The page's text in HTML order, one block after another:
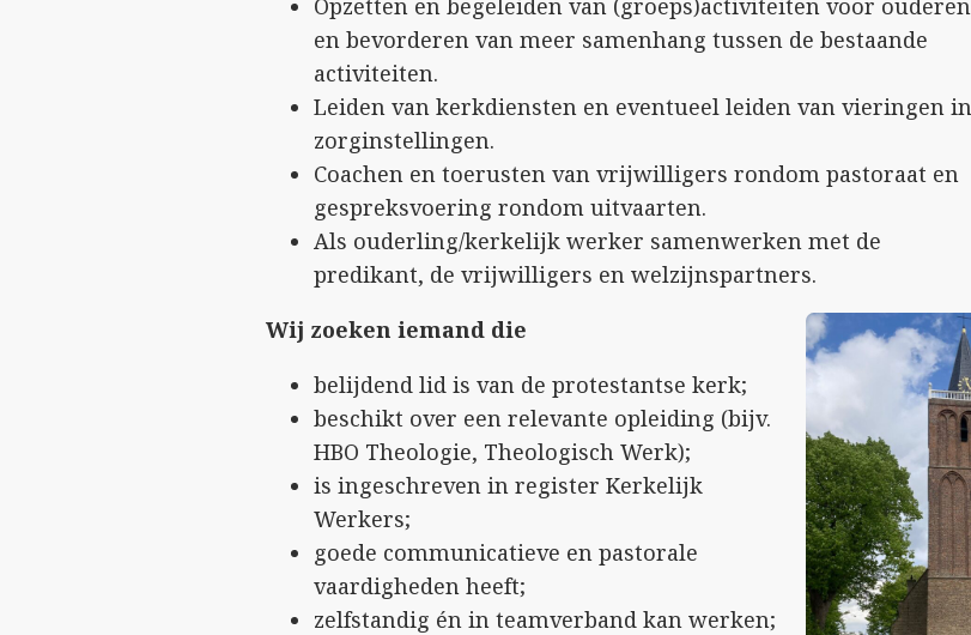
en bevorderen van meer samenhang tussen de bestaande
activiteiten.
Leiden van kerkdiensten en eventueel leiden van vieringen in
zorginstellingen.
Coachen en toerusten van vrijwilligers rondom pastoraat en
gespreksvoering rondom uitvaarten.
Als ouderling/kerkelijk werker samenwerken met de
predikant, de vrijwilligers en welzijnspartners.
Wij zoeken iemand die
belijdend lid is van de protestantse kerk;
beschikt over een relevante opleiding (bijv.
HBO Theologie, Theologisch Werk);
is ingeschreven in register Kerkelijk
Werkers;
goede communicatieve en pastorale
vaardigheden heeft;
zelfstandig én in teamverband kan werken;